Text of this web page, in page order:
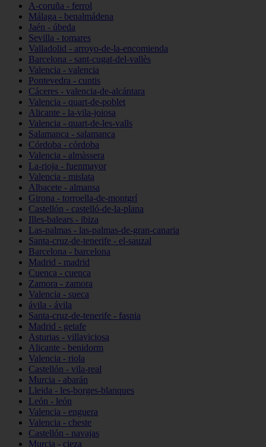
A-coruña - ferrol
Málaga - benalmádena
Jaén - úbeda
Sevilla - tomares
Valladolid - arroyo-de-la-encomienda
Barcelona - sant-cugat-del-vallès
Valencia - valencia
Pontevedra - cuntis
Cáceres - valencia-de-alcántara
Valencia - quart-de-poblet
Alicante - la-vila-joiosa
Valencia - quart-de-les-valls
Salamanca - salamanca
Córdoba - córdoba
Valencia - almàssera
La-rioja - fuenmayor
Valencia - mislata
Albacete - almansa
Girona - torroella-de-montgrí
Castellón - castelló-de-la-plana
Illes-balears - ibiza
Las-palmas - las-palmas-de-gran-canaria
Santa-cruz-de-tenerife - el-sauzal
Barcelona - barcelona
Madrid - madrid
Cuenca - cuenca
Zamora - zamora
Valencia - sueca
ávila - ávila
Santa-cruz-de-tenerife - fasnia
Madrid - getafe
Asturias - villaviciosa
Alicante - benidorm
Valencia - riola
Castellón - vila-real
Murcia - abarán
Lleida - les-borges-blanques
León - león
Valencia - enguera
Valencia - cheste
Castellón - navajas
Murcia - cieza